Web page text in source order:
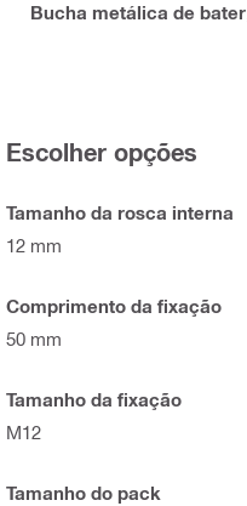
Bucha metálica de bater
Escolher opções
Tamanho da rosca interna
12 mm
Comprimento da fixação
50 mm
Tamanho da fixação
M12
Tamanho do pack